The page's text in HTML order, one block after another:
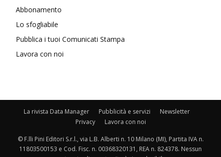
Abbonamento
Lo sfogliabile
Pubblica i tuoi Comunicati Stampa
Lavora con noi
La rivista Data Manager Pubblicità e servizi
Newsletter
Privacy
Lavora con noi
© F.lli Pini Editori S.r.l., via L.B. Alberti n. 10 Milano (MI), Partita IVA n.
11803500153 e Cod. Fisc. n. 00368320131, REA n. 824378. Nessun